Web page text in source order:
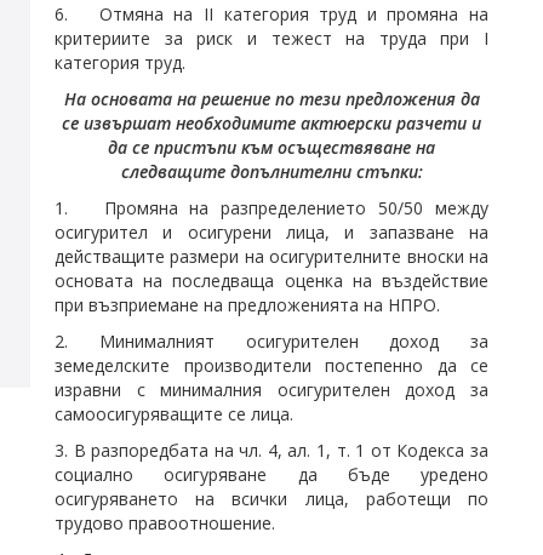
6. Отмяна на II категория труд и промяна на
критериите за риск и тежест на труда при I
категория труд.
На основата на решение по тези предложения да
се извършат необходимите актюерски разчети и
да се пристъпи към осъществяване на
следващите допълнителни стъпки:
1. Промяна на разпределението 50/50 между
осигурител и осигурени лица, и запазване на
действащите размери на осигурителните вноски на
основата на последваща оценка на въздействие
при възприемане на предложенията на НПРО.
2. Минималният осигурителен доход за
земеделските производители постепенно да се
изравни с минималния осигурителен доход за
самоосигуряващите се лица.
3. В разпоредбата на чл. 4, ал. 1, т. 1 от Кодекса за
социално осигуряване да бъде уредено
осигуряването на всички лица, работещи по
трудово правоотношение.